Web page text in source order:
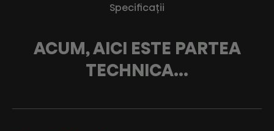
Specificații
ACUM, AICI ESTE PARTEA
TECHNICA...